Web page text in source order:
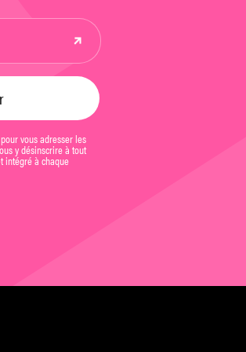
vous adresser les
y désinscrire à tout
intégré à chaque